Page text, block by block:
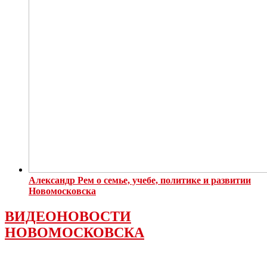
Александр Рем о семье, учебе, политике и развитии
Новомосковска
ВИДЕОНОВОСТИ
НОВОМОСКОВСКА